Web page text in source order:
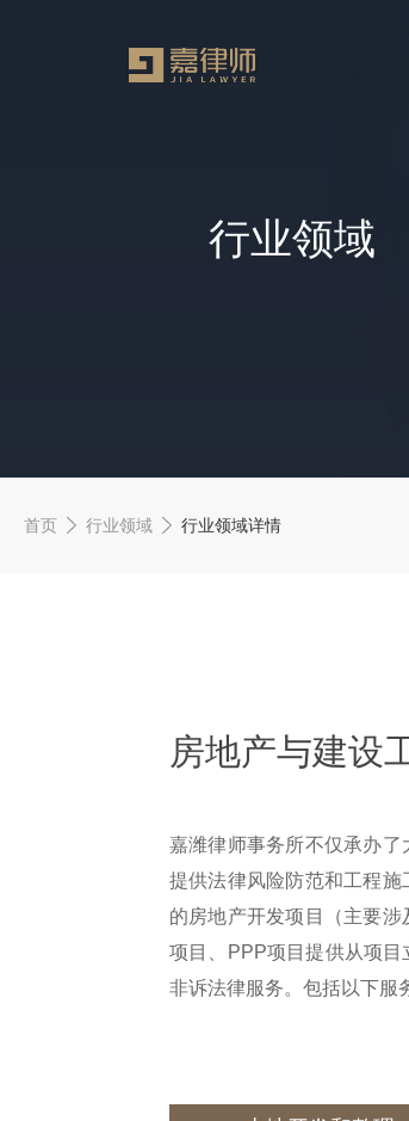
行业领域
首页 行业领域 行业领域详情
房地产与建设
嘉潍律师事务所不仅承办
提供法律风险防范和工程
的房地产开发项目（主要
项目、PPP项目提供从项
非诉法律服务。包括以下服